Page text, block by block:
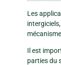
Les
Il est
parties du